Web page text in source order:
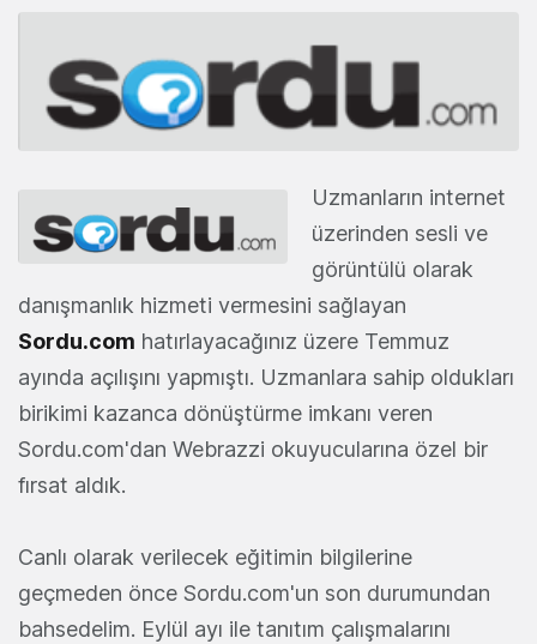
Uzmanların internet
üzerinden sesli ve
görüntülü olarak
danışmanlık hizmeti vermesini sağlayan
Sordu.com hatırlayacağınız üzere Temmuz
ayında açılışını yapmıştı. Uzmanlara sahip oldukları
birikimi kazanca dönüştürme imkanı veren
Sordu.com'dan Webrazzi okuyucularına özel bir
fırsat aldık.
Canlı olarak verilecek eğitimin bilgilerine
geçmeden önce Sordu.com'un son durumundan
bahsedelim. Eylül ayı ile tanıtım çalışmalarını